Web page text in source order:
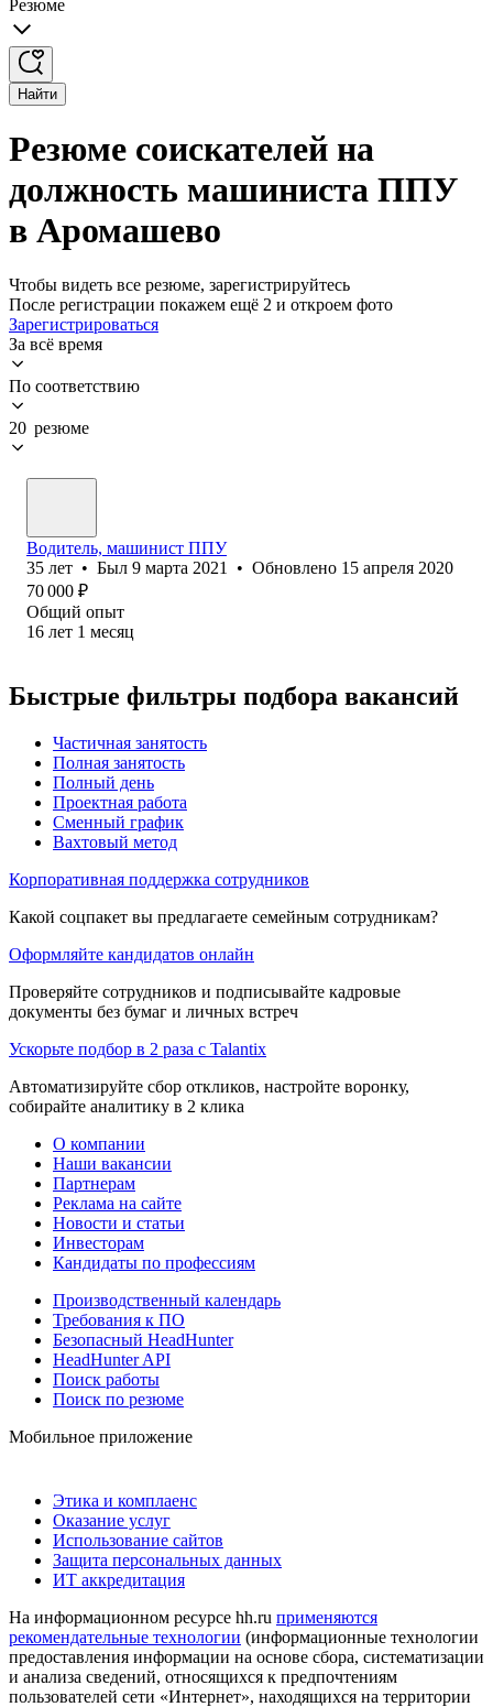
Резюме
Найти
Резюме соискателей на
должность машиниста ППУ
в Аромашево
Чтобы видеть все резюме, зарегистрируйтесь
После регистрации покажем ещё 2 и откроем фото
Зарегистрироваться
За всё время
По соответствию
20 резюме
Водитель, машинист ППУ
35 лет • Был 9 марта 2021 • Обновлено 15 апреля 2020
70 000 ₽
Общий опыт
16 лет 1 месяц
Быстрые фильтры подбора вакансий
Частичная занятость
Полная занятость
Полный день
Проектная работа
Сменный график
Вахтовый метод
Корпоративная поддержка сотрудников
Какой соцпакет вы предлагаете семейным сотрудникам?
Оформляйте кандидатов онлайн
Проверяйте сотрудников и подписывайте кадровые
документы без бумаг и личных встреч
Ускорьте подбор в 2 раза с Talantix
Автоматизируйте сбор откликов, настройте воронку,
собирайте аналитику в 2 клика
О компании
Наши вакансии
Партнерам
Реклама на сайте
Новости и статьи
Инвесторам
Кандидаты по профессиям
Производственный календарь
Требования к ПО
Безопасный HeadHunter
HeadHunter API
Поиск работы
Поиск по резюме
Мобильное приложение
Этика и комплаенс
Оказание услуг
Использование сайтов
Защита персональных данных
ИТ аккредитация
На информационном ресурсе hh.ru применяются
рекомендательные технологии (информационные технологии
предоставления информации на основе сбора, систематизации
и анализа сведений, относящихся к предпочтениям
пользователей сети «Интернет», находящихся на территории